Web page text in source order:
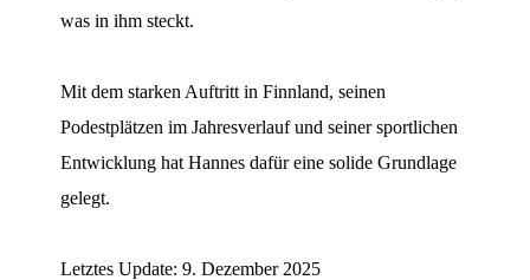
was in ihm steckt.
Mit dem starken Auftritt in Finnland, seinen
Podestplätzen im Jahresverlauf und seiner sportlichen
Entwicklung hat Hannes dafür eine solide Grundlage
gelegt.
Letztes Update: 9. Dezember 2025